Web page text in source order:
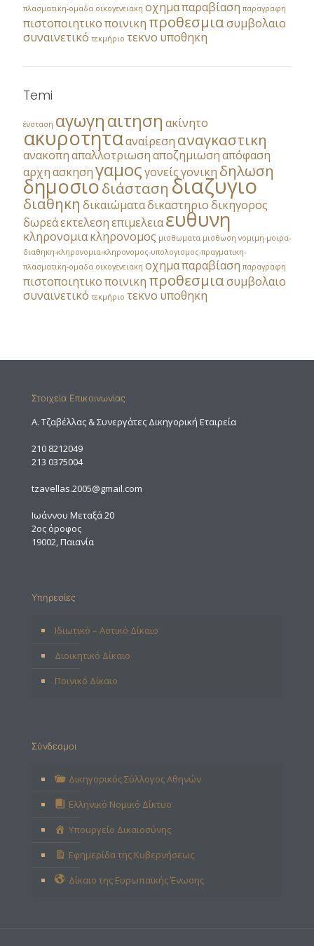
πλασματικη-ομαδα οικογενειακη οχημαπαραβίαση παραγραφη
πιστοποιητικοποινικη προθεσμιασυμβολαιο
συναινετικό τεκμήριο τεκνο υποθηκη
Temi
ένσταση αγωγηαιτηση ακίνητο
ακυροτητααναίρεση αναγκαστικη
ανακοπηαπαλλοτριωσηαποζημιωσηαπόφαση
αρχηασκησηγαμοςγονείςγονικη δηλωση
δημοσιοδιάσταση διαζυγιο
διαθηκη δικαιώματαδικαστηριοδικηγορος
δωρεάεκτελεσηεπιμελειαευθυνη
κληρονομιακληρονομος μισθωματα μισθωση νομιμη-μοιρα-
διαθηκη-κληρονομια-κληρονομος-υπολογισμος-πραγματικη-
πλασματικη-ομαδα οικογενειακη οχημαπαραβίαση παραγραφη
πιστοποιητικοποινικη προθεσμιασυμβολαιο
συναινετικό τεκμήριο τεκνο υποθηκη
Στοιχεία Επικοινωνίας
A. Τζαβέλλας & Συνεργάτες Δικηγορική Εταιρεία
210 8212049
213 0375004
tzavellas.2005@gmail.com
Ιωάννου Μεταξά 20
2ος όροφος
19002, Παιανία
Υπηρεσίες
Ιδιωτικό – Αστικό Δίκαιο
Διοικητικό Δίκαιο
Ποινικό Δίκαιο
Σύνδεσμοι
Δικηγορικός Σύλλογος Αθηνών
Ελληνικό Νομικό Δίκτυο
Υπουργείο Δικαιοσύνης
Εφημερίδα της Κυβερνήσεως
Δίκαιο της Ευρωπαϊκής Ένωσης